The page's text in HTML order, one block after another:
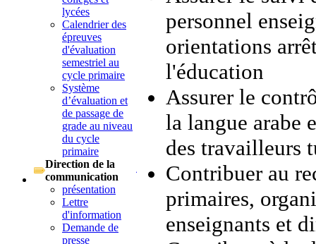
lycées
Calendrier des
épreuves
d'évaluation
semestriel au
cycle primaire
Système
d’évaluation et
de passage de
grade au niveau
du cycle
primaire
Direction de la
communication
présentation
Lettre
d'information
Demande de
presse
personnel
orientations
l'éducation
Assurer le
la langue arabe
des travailleurs
Contribuer au
primaires,
enseignants et